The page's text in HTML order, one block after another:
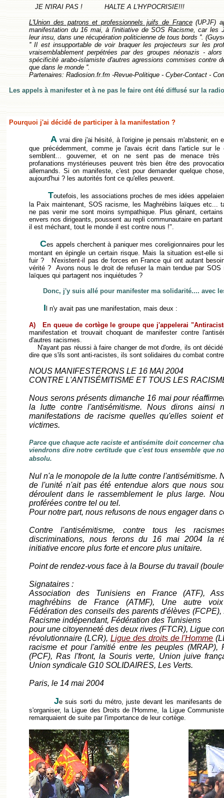
JE N'IRAI PAS ! HALTE A L'HYPOCRISIE!!!
L'Union des patrons et professionnels juifs de France(UPJF)
manifestation du 16 mai, à l'initiative de SOS Racisme, car les
leur insu, dans une récupération politicienne de tous bords ''.
'' Il est insupportable de voir braquer les projecteurs sur les
vraisemblablement perpétrées par des groupes néonazis -
spécificité arabo-islamiste d'autres agressions commises contre
que dans le monde ''.
Partenaires: Radiosion.fr.fm -Revue-Politique - Cyber-Contact -
Les appels à manifester et à ne pas le faire ont été diffusé sur la
Pourquoi j'ai décidé de participer à la manifestation ?
A vrai dire j'ai hésité, à l'origine je pensais m'abstenir, en
que précédemment, comme je l'avais écrit dans l'article sur le
semblent... gouverner, et on ne sent pas de menace très
profanations mystérieuses peuvent très bien être des
allemands. Si on manifeste, c'est pour demander quelque
aujourd'hui ? les autorités font ce qu'elles peuvent.
Toutefois, les associations proches de mes idées
la Paix maintenant, SOS racisme, les Maghrébins laïques etc...
ne pas venir me sont moins sympathique. Plus gênant,
envers nos dirigeants, poussent au repli communautaire en
il est méchant, tout le monde il est contre nous !".
Ces appels cherchent à paniquer mes coreligionnaires pour
montant en épingle un certain risque. Mais la situation est-elle
fuir ? N'existent-il pas de forces en France qui ont autant
vérité ? Avons nous le droit de refuser la main tendue par SOS
laïques qui partagent nos inquiétudes ?
Donc, j'y suis allé pour manifester ma solidarité.... avec
I l n'y avait pas une manifestation, mais deux :
A)
En queue de cortège le groupe que j'appelerai
manifestation et trouvait choquant de manifester contre
d'autres racismes.
N'ayant pas réussi à faire changer de mot d'ordre, ils ont
dire que s'ils sont anti-racistes, ils sont solidaires du combat
NOUS MANIFESTERONS LE 16 MAI 2004
CONTRE L'ANTISÉMITISME ET TOUS LES
Nous serons présents dimanche 16 mai pour
la lutte contre l'antisémitisme. Nous dirons ainsi
manifestations de racisme quelles qu'elles soient
victimes.
Parce que chaque acte raciste et antisémite doit concerner
viendrons dire notre certitude que c'est tous ensemble que
absolu.
Nul n'a le monopole de la lutte contre l'antisémitisme.
de l'unité n'ait pas été entendue alors que nous
déroulent dans le rassemblement le plus large.
proférées contre tel ou tel.
Pour notre part, nous refusons de nous engager dans
Contre l'antisémitisme, contre tous les
discriminations, nous ferons du 16 mai 2004 la
initiative encore plus forte et encore plus unitaire.
Point de rendez-vous face à la Bourse du travail
Signataires :
Association des Tunisiens en France (ATF),
maghrébins de France (ATMF), Une autre voix
Fédération des conseils des parents d'élèves
Racisme indépendant, Fédération des Tunisiens
pour une citoyenneté des deux rives (FTCR), Ligue
révolutionnaire (LCR), Ligue des droits de l'Homme
racisme et pour l'amitié entre les peuples (MRAP),
(PCF), Ras l'front, la Souris verte, Union juive
Union syndicale G10 SOLIDAIRES, Les Verts.
Paris, le 14 mai 2004
Je suis sorti du métro, juste devant les manifesants
s'organiser, la Ligue des Droits de l'Homme, la Ligue
remarquaient de suite par l'importance de leur cortège.